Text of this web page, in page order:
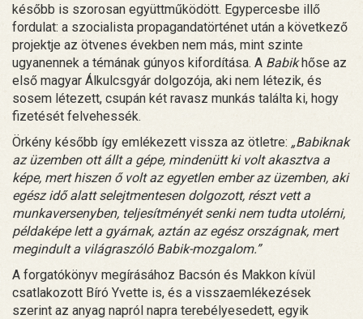
később is szorosan együttműködött. Egypercesbe illő
fordulat: a szocialista propagandatörténet után a következő
projektje az ötvenes években nem más, mint szinte
ugyanennek a témának gúnyos kifordítása. A Babikhőse az
első magyar Álkulcsgyár dolgozója, aki nem létezik, és
sosem létezett, csupán két ravasz munkás találta ki, hogy
fizetését felvehessék.
Örkény később így emlékezett vissza az ötletre: „Babiknak
az üzemben ott állt a gépe, mindenütt ki volt akasztva a
képe, mert hiszen ő volt az egyetlen ember az üzemben, aki
egész idő alatt selejtmentesen dolgozott, részt vett a
munkaversenyben, teljesítményét senki nem tudta utolérni,
példaképe lett a gyárnak, aztán az egész országnak, mert
megindult a világraszóló Babik-mozgalom.”
A forgatókönyv megírásához Bacsón és Makkon kívül
csatlakozott Bíró Yvette is, és a visszaemlékezések
szerint az anyag napról napra terebélyesedett, egyik